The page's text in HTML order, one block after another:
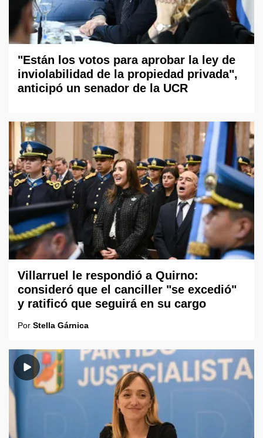
"Están los votos para aprobar la ley de
inviolabilidad de la propiedad privada",
anticipó un senador de la UCR
Villarruel le respondió a Quirno:
consideró que el canciller "se excedió"
y ratificó que seguirá en su cargo
Por Stella Gárnica